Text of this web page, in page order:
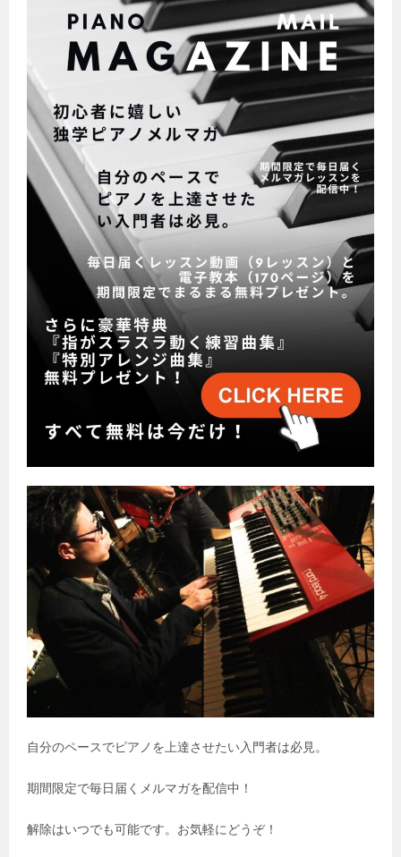
自分のペースでピアノを上達させたい入門者は必見。
期間限定で毎日届くメルマガを配信中！
解除はいつでも可能です。お気軽にどうぞ！